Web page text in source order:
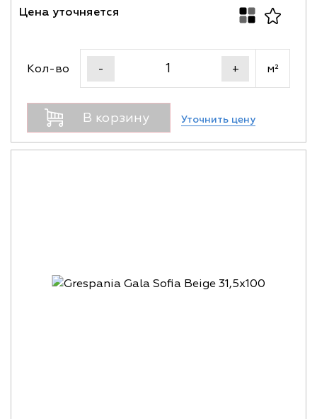
Цена уточняется
Кол-во - + м²
В корзину Уточнить цену